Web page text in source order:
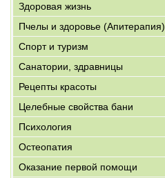
Здоровая жизнь
Пчелы и здоровье (Апитерапия)
Спорт и туризм
Санатории, здравницы
Рецепты красоты
Целебные свойства бани
Психология
Остеопатия
Оказание первой помощи